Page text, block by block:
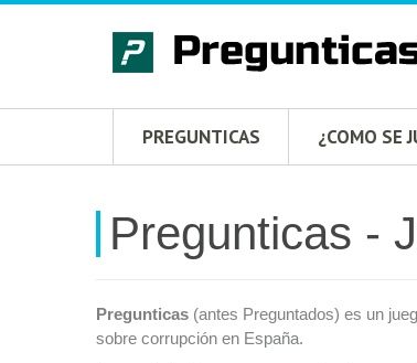
PREGUNTICAS ¿COMO SE
Pregunticas -
Pregunticas (antes Preguntados) es un
sobre corrupción en España.